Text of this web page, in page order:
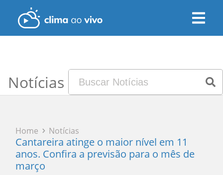
Notícias
Home Notícias
Cantareira atinge o maior nível em 11
anos. Confira a previsão para o mês de
março